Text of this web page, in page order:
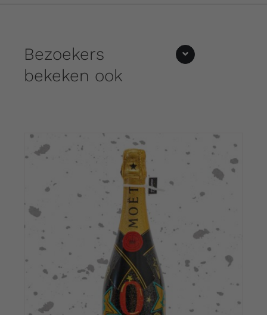
Bezoekers
bekeken ook
DETAILS